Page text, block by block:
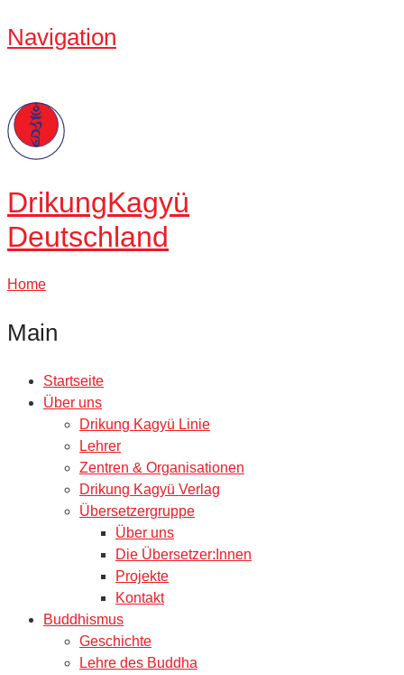
Navigation
DrikungKagyü
Deutschland
Home
Main
Startseite
Über uns
Drikung Kagyü Linie
Lehrer
Zentren & Organisationen
Drikung Kagyü Verlag
Übersetzergruppe
Über uns
Die Übersetzer:Innen
Projekte
Kontakt
Buddhismus
Geschichte
Lehre des Buddha